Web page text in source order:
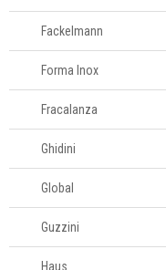
Fackelmann
Forma Inox
Fracalanza
Ghidini
Global
Guzzini
Haus